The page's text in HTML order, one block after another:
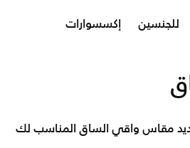
للجنسين إكسسوارات
مقاس واقي الساق المناسب لك